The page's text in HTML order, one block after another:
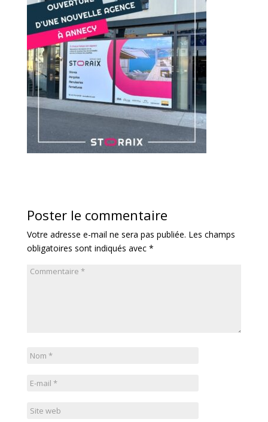
Poster le commentaire
Votre adresse e-mail ne sera pas publiée. Les champs
obligatoires sont indiqués avec *